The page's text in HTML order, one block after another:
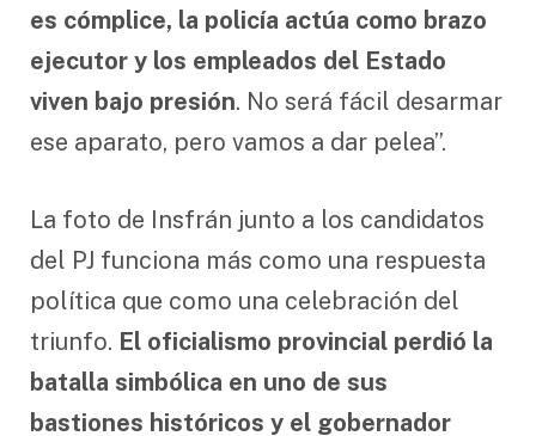
es cómplice, la policía actúa como brazo
ejecutor y los empleados del Estado
viven bajo presión. No será fácil desarmar
ese aparato, pero vamos a dar pelea”.
La foto de Insfrán junto a los candidatos
del PJ funciona más como una respuesta
política que como una celebración del
triunfo. El oficialismo provincial perdió la
batalla simbólica en uno de sus
bastiones históricos y el gobernador